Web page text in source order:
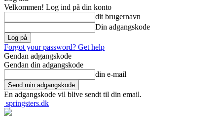
Velkommen! Log ind på din konto
dit brugernavn
Din adgangskode
Forgot your password? Get help
Gendan adgangskode
Gendan din adgangskode
din e-mail
En adgangskode vil blive sendt til din email.
springsters.dk